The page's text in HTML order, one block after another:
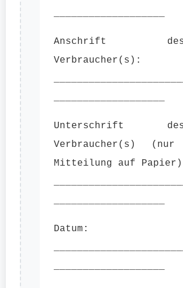
Anschrift des/
Verbraucher(s):
Unterschrift
Verbraucher(s)
Mitteilung auf
Datum: